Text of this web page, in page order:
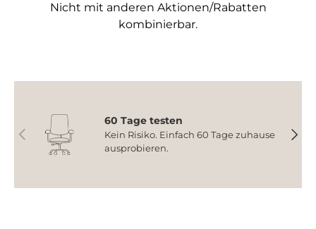
Nicht mit anderen Aktionen/Rabatten
kombinierbar.
Vorherige
60 Tage testen
Kein Risiko. Einfach 60 Tage zuhause
ausprobieren.